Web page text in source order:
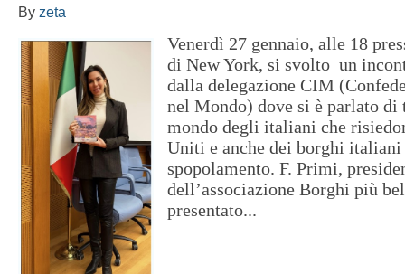
By zeta
Venerdì 27 gennaio, alle 18
di New York, si svolto un
dalla delegazione CIM
nel Mondo) dove si è parlato
mondo degli italiani che
Uniti e anche dei borghi
spopolamento. F. Primi,
dell’associazione Borghi più
presentato...